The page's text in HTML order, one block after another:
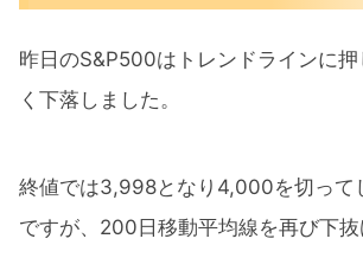
昨日のS&P500はトレンドラインに押
く下落しました。
終値では3,998となり4,000を切って
ですが、200日移動平均線を再び下抜